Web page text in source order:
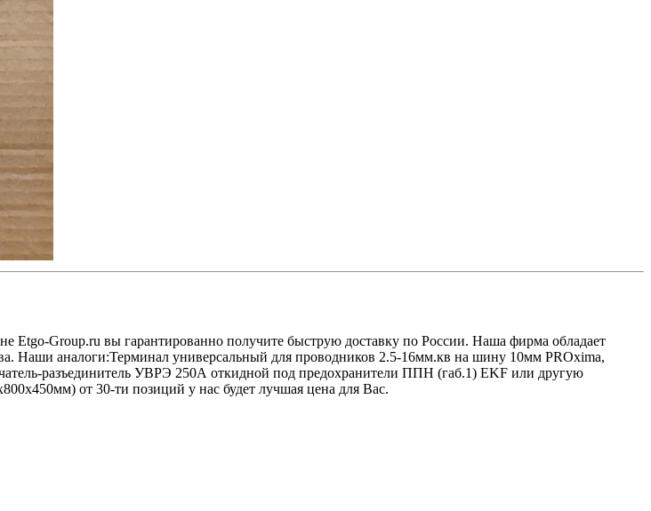
Etgo-Group.ru вы гарантированно получите быструю доставку по России. Наша фирма обладает
Наши аналоги:Терминал универсальный для проводников 2.5-16мм.кв на шину 10мм PROxima,
разъединитель УВРЭ 250А откидной под предохранители ППН (габ.1) EKF или другую
от 30-ти позиций у нас будет лучшая цена для Вас.